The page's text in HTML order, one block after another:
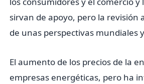
sirvan de apoyo, ‌pero la
de unas perspectivas mundiales
El aumento de los precios de la
empresas energéticas, ⁠pero ha